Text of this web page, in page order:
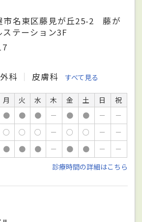
市名東区藤見が丘25-2 藤が
テーション3F
外科 皮膚科 すべて見る
月 火 水 木 金 土 日
祝
● ● ● － ● ● －
－
○ ○ ○ － ○ ○ －
－
● ● ● － ● ● －
－
診療時間の詳細はこちら